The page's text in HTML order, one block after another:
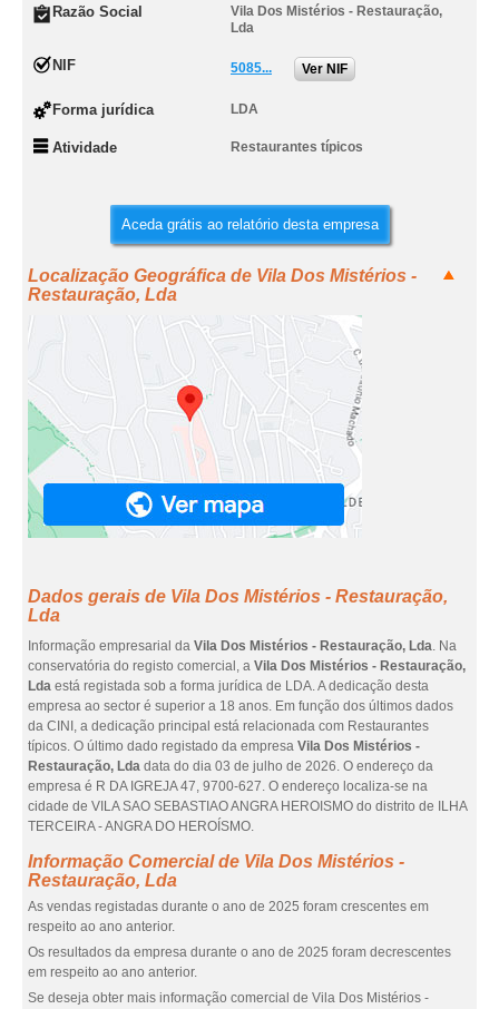
Razão Social
Vila Dos Mistérios - Restauração,
Lda
NIF 5085... Ver NIF
Forma jurídica LDA
Atividade Restaurantes típicos
Aceda grátis ao relatório desta empresa
Localização Geográfica de Vila Dos Mistérios -
Restauração, Lda
Dados gerais de Vila Dos Mistérios - Restauração,
Lda
Informação empresarial da Vila Dos Mistérios - Restauração, Lda. Na
conservatória do registo comercial, a Vila Dos Mistérios - Restauração,
Lda está registada sob a forma jurídica de LDA. A dedicação desta
empresa ao sector é superior a 18 anos. Em função dos últimos dados
da CINI, a dedicação principal está relacionada com Restaurantes
típicos. O último dado registado da empresa Vila Dos Mistérios -
Restauração, Lda data do dia 03 de julho de 2026. O endereço da
empresa é R DA IGREJA 47, 9700-627. O endereço localiza-se na
cidade de VILA SAO SEBASTIAO ANGRA HEROISMO do distrito de ILHA
TERCEIRA - ANGRA DO HEROÍSMO.
Informação Comercial de Vila Dos Mistérios -
Restauração, Lda
As vendas registadas durante o ano de 2025 foram crescentes em
respeito ao ano anterior.
Os resultados da empresa durante o ano de 2025 foram decrescentes
em respeito ao ano anterior.
Se deseja obter mais informação comercial de Vila Dos Mistérios -